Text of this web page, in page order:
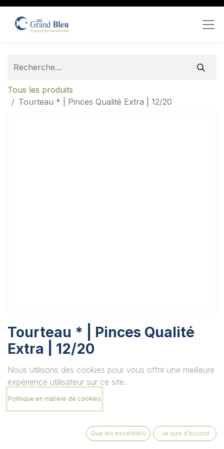
Tous les produits
Tourteau * | Pinces Qualité Extra | 12/20
Tourteau * | Pinces Qualité
Extra | 12/20
Unité
Quantité
Nous utilisons des cookies pour vous offrir une meilleure
expérience utilisateur sur ce site.
Politique en matière de cookies
Que les essentiels Je suis d'accord